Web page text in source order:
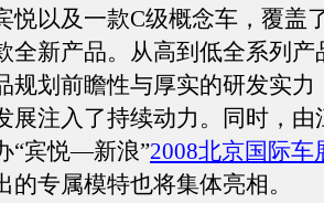
悦以及一款C级概念车，覆盖
全新产品。从高到低全系列产
规划前瞻性与厚实的研发实力
展注入了持续动力。同时，由
“宾悦—新浪”2008北京国际车
的专属模特也将集体亮相。